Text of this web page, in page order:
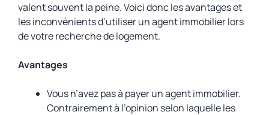
valent souvent la peine. Voici donc les avantages et
les inconvénients d’utiliser un agent immobilier lors
de votre recherche de logement.
Avantages
Vous n’avez pas à payer un agent immobilier.
Contrairement à l’opinion selon laquelle les